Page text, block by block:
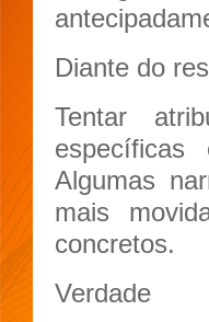
Diante do
Tentar
Algumas
mais
concretos.
Verdade